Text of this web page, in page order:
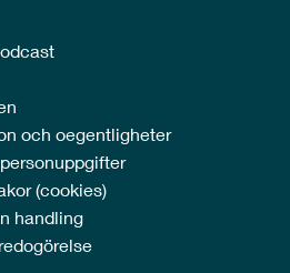
och oegentligheter
(cookies)
handling